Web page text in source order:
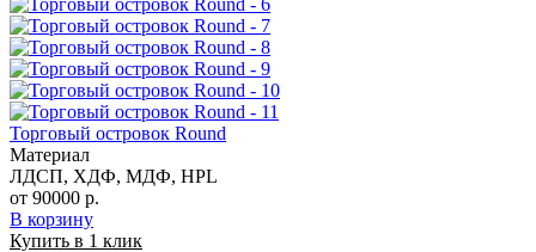
Торговый островок Round
Материал
ЛДСП, ХДФ, МДФ, HPL
от 90000 р.
В корзину
Купить в 1 клик